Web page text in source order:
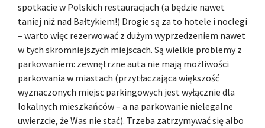
spotkacie w Polskich restauracjach (a będzie nawet
taniej niż nad Bałtykiem!) Drogie są za to hotele i noclegi
– warto więc rezerwować z dużym wyprzedzeniem nawet
w tych skromniejszych miejscach. Są wielkie problemy z
parkowaniem: zewnętrzne auta nie mają możliwości
parkowania w miastach (przytłaczająca większość
wyznaczonych miejsc parkingowych jest wyłącznie dla
lokalnych mieszkańców – a na parkowanie nielegalne
uwierzcie, że Was nie stać). Trzeba zatrzymywać się albo